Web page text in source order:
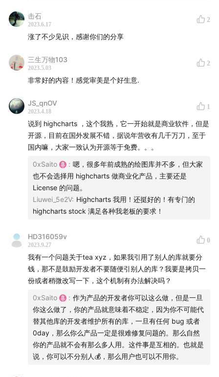
09:44 基于 utility-first 的 tailwindcss
tailwindcss 的开源路径和故事
16:44 tailwindcss 作者靠写书获得大量的收入
21:11 另外一个 css 项目 semantic css 的故事
semantic css 和 tailwindcss 的商业对比
解决方案可能永远都存在机会
一个主题销售近 30w 刀
开发者总是喜欢酷的东西，这里面可能就蕴藏着好的
31:28 做 to b 生意的 Sidekiq
Sidekiq 十年收入了 1300w 刀
开源和 web3 进行结合 tea.xyz
tea 成为共识，主流的话，会极大的促进开源社区
本期总结
击石
2023.6.17
2
涨了不少见识，感谢你们的分享
三生万物103
2023.5.03
2
非常好的内容！感觉审美是个好生意.
JS_qnOV
2023.4.18
1
说到 highcharts ，这个我熟，它一开始就是商业软件，但是
开源，目前在国外发展不错，据说年营收有几千万刀，至于
国内嘛，大家一致认为开源等于免费。。。
0xSaito : 嗯，很多年前成熟的绘图库并不多，但大家
也不会选择用 highcharts 做商业化产品，主要还是
License 的问题。
Liuwei_5e2V: Highcharts 我用！还挺好的！有专门的
highcharts stock 满足各种我老板的要求！
HD316059v
2023.9.27
0
我有一个问题关于tea xyz，如果我引用了别人的库就要分
钱，那不是鼓励开发者不要随便引别人的库？我要是拷贝一
份或者稍微改写一下，这个机制有办法解决吗？
0xSaito : 作为产品的开发者你可以这么做，但是一旦
你这么做了，你的产品就意味着不稳定，因为你不可能代
替其他库的开发者维护所有的库，一旦有任何 bug 或者
0day，那么你么产品一定是很难修复问题的。那么自然
你的产品就不会有那么多人用。这件事是互相的。也就是
说，你可以不分别人💰，那么用户也可以不用你。